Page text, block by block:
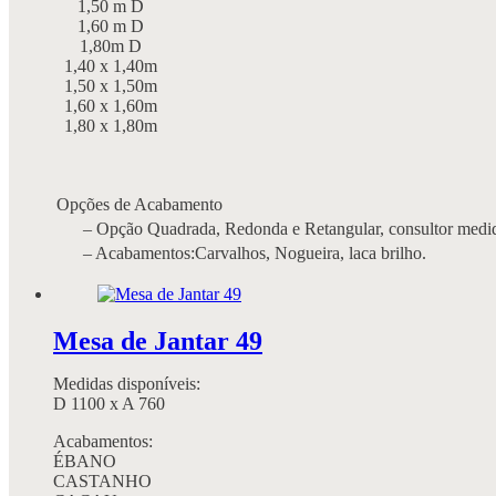
1,50 m D
1,60 m D
1,80m D
1,40 x 1,40m
1,50 x 1,50m
1,60 x 1,60m
1,80 x 1,80m
Opções de Acabamento
– Opção Quadrada, Redonda e Retangular, consultor
– Acabamentos:Carvalhos, Nogueira, laca brilho.
Mesa de Jantar 49
Medidas disponíveis:
D 1100 x A 760
Acabamentos:
ÉBANO
CASTANHO